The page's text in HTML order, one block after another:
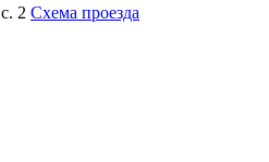
2 Схема проезда